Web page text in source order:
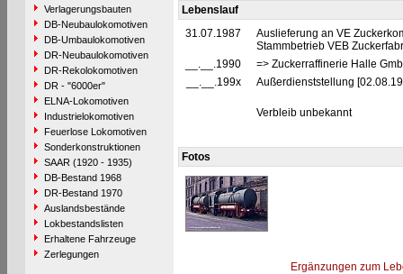
Verlagerungsbauten
DB-Neubaulokomotiven
DB-Umbaulokomotiven
DR-Neubaulokomotiven
DR-Rekolokomotiven
DR - "6000er"
ELNA-Lokomotiven
Industrielokomotiven
Feuerlose Lokomotiven
Sonderkonstruktionen
SAAR (1920 - 1935)
DB-Bestand 1968
DR-Bestand 1970
Auslandsbestände
Lokbestandslisten
Erhaltene Fahrzeuge
Zerlegungen
Lebenslauf
31.07.1987
Auslieferung an VE
Stammbetrieb VEB
__.__.1990
=> Zuckerraffinerie Halle
__.__.199x
Außerdienststellung
Verbleib unbekannt
Fotos
Ergänzungen zum